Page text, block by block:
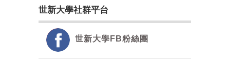
世新大學社群平台
世新大學FB粉絲團